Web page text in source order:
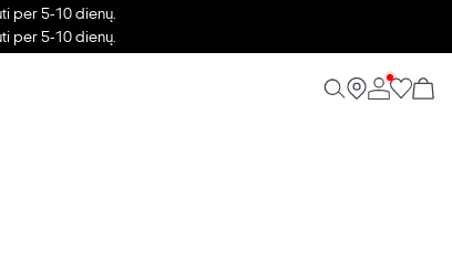
per 5-10 dienų.
per 5-10 dienų.